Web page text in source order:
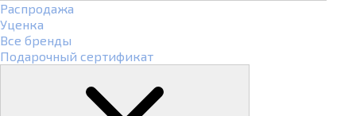
Распродажа
Уценка
Все бренды
Подарочный сертификат